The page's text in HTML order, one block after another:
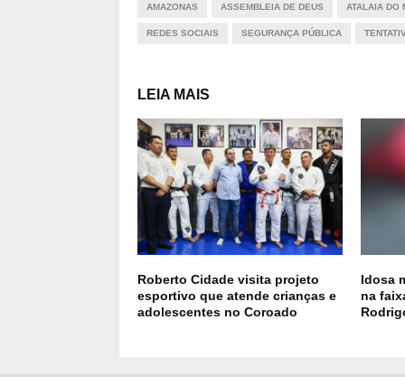
AMAZONAS ASSEMBLEIA DE DEUS ATALAIA DO
REDES SOCIAIS SEGURANÇA PÚBLICA
LEIA MAIS
Roberto Cidade visita projeto
esportivo que atende crianças e
adolescentes no Coroado
Idosa
na